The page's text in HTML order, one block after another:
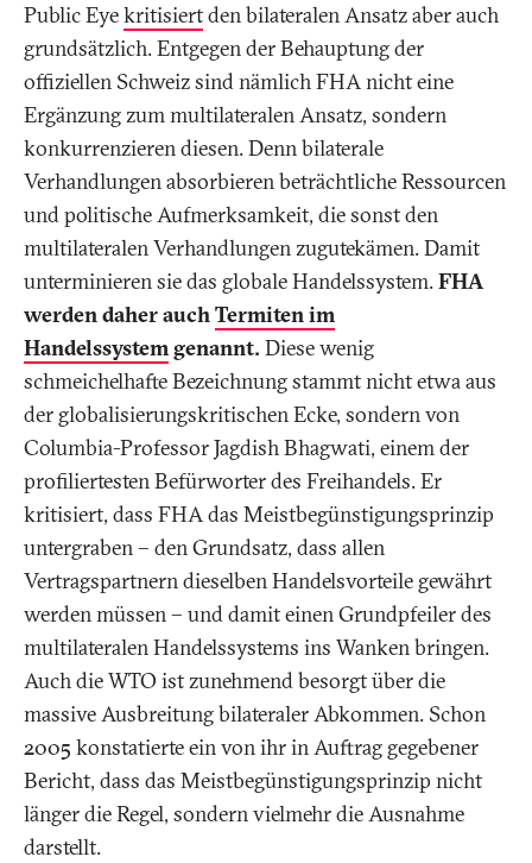
Public Eyekritisiertden bilateralen Ansatz aber auch
grundsätzlich. Entgegen der Behauptung der
offiziellen Schweiz sind nämlich FHA nicht eine
Ergänzung zum multilateralen Ansatz, sondern
konkurrenzieren diesen. Denn bilaterale
Verhandlungen absorbieren beträchtliche Ressourcen
und politische Aufmerksamkeit, die sonst den
multilateralen Verhandlungen zugutekämen. Damit
unterminieren sie das globale Handelssystem.FHA
werden daher auchTermiten im
Handelssystemgenannt. Diese wenig
schmeichelhafte Bezeichnung stammt nicht etwa aus
der globalisierungskritischen Ecke, sondern von
Columbia-Professor Jagdish Bhagwati, einem der
profiliertesten Befürworter des Freihandels. Er
kritisiert, dass FHA das Meistbegünstigungsprinzip
untergraben – den Grundsatz, dass allen
Vertragspartnern dieselben Handelsvorteile gewährt
werden müssen – und damit einen Grundpfeiler des
multilateralen Handelssystems ins Wanken bringen.
Auch die WTO ist zunehmend besorgt über die
massive Ausbreitung bilateraler Abkommen. Schon
2005 konstatierte ein von ihr in Auftrag gegebener
Bericht, dass das Meistbegünstigungsprinzip nicht
länger die Regel, sondern vielmehr die Ausnahme
darstellt.